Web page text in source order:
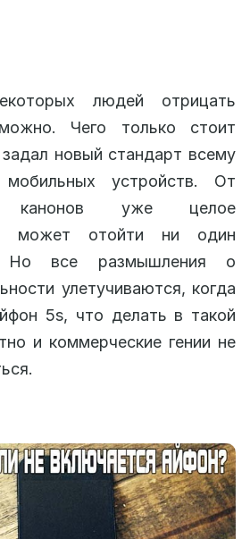
людей отрицать
Чего только стоит
новый стандарт всему
устройств. От
канонов уже целое
может отойти ни один
Но все размышления о
улетучиваются, когда
5s, что делать в такой
и коммерческие гении не